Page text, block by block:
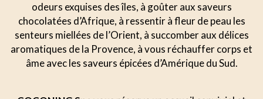
odeurs exquises des îles, à goûter aux saveurs
chocolatées d’Afrique, à ressentir à fleur de peau les
senteurs miellées de l’Orient, à succomber aux délices
aromatiques de la Provence, à vous réchauffer corps et
âme avec les saveurs épicées d’Amérique du Sud.